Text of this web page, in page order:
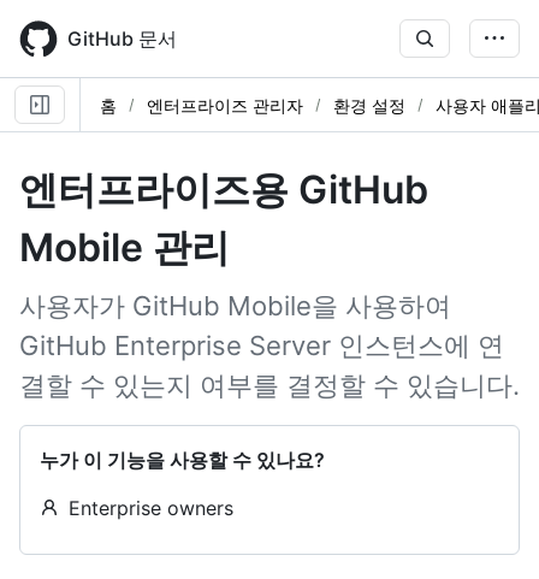
main
content
GitHub 문서
홈 엔터프라이즈 관리자 환경 설정 사용자 애플
엔터프라이즈용 GitHub
Mobile 관리
사용자가 GitHub Mobile을 사용하여
GitHub Enterprise Server 인스턴스에 연
결할 수 있는지 여부를 결정할 수 있습니다.
누가 이 기능을 사용할 수 있나요?
Enterprise owners